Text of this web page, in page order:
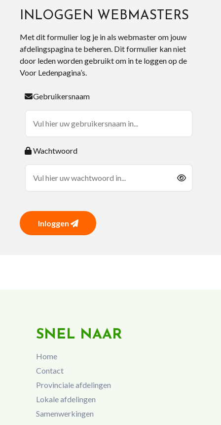
INLOGGEN WEBMASTERS
Met dit formulier log je in als webmaster om jouw
afdelingspagina te beheren. Dit formulier kan niet
door leden worden gebruikt om in te loggen op de
Voor Ledenpagina’s.
Gebruikersnaam
Wachtwoord
Inloggen
SNEL NAAR
Home
Contact
Provinciale afdelingen
Lokale afdelingen
Samenwerkingen